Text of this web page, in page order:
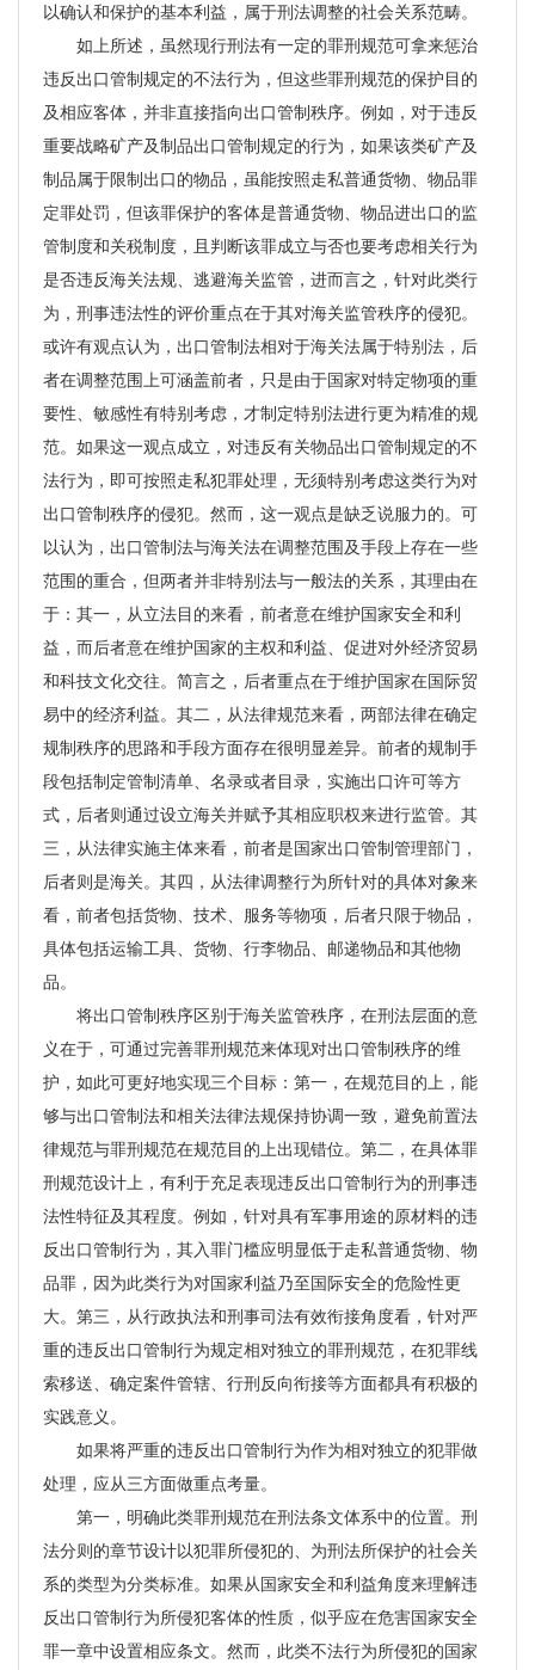
以确认和保护的基本利益，属于刑法调整的社会关系范畴。
如上所述，虽然现行刑法有一定的罪刑规范可拿来惩治
违反出口管制规定的不法行为，但这些罪刑规范的保护目的
及相应客体，并非直接指向出口管制秩序。例如，对于违反
重要战略矿产及制品出口管制规定的行为，如果该类矿产及
制品属于限制出口的物品，虽能按照走私普通货物、物品罪
定罪处罚，但该罪保护的客体是普通货物、物品进出口的监
管制度和关税制度，且判断该罪成立与否也要考虑相关行为
是否违反海关法规、逃避海关监管，进而言之，针对此类行
为，刑事违法性的评价重点在于其对海关监管秩序的侵犯。
或许有观点认为，出口管制法相对于海关法属于特别法，后
者在调整范围上可涵盖前者，只是由于国家对特定物项的重
要性、敏感性有特别考虑，才制定特别法进行更为精准的规
范。如果这一观点成立，对违反有关物品出口管制规定的不
法行为，即可按照走私犯罪处理，无须特别考虑这类行为对
出口管制秩序的侵犯。然而，这一观点是缺乏说服力的。可
以认为，出口管制法与海关法在调整范围及手段上存在一些
范围的重合，但两者并非特别法与一般法的关系，其理由在
于：其一，从立法目的来看，前者意在维护国家安全和利
益，而后者意在维护国家的主权和利益、促进对外经济贸易
和科技文化交往。简言之，后者重点在于维护国家在国际贸
易中的经济利益。其二，从法律规范来看，两部法律在确定
规制秩序的思路和手段方面存在很明显差异。前者的规制手
段包括制定管制清单、名录或者目录，实施出口许可等方
式，后者则通过设立海关并赋予其相应职权来进行监管。其
三，从法律实施主体来看，前者是国家出口管制管理部门，
后者则是海关。其四，从法律调整行为所针对的具体对象来
看，前者包括货物、技术、服务等物项，后者只限于物品，
具体包括运输工具、货物、行李物品、邮递物品和其他物
品。
将出口管制秩序区别于海关监管秩序，在刑法层面的意
义在于，可通过完善罪刑规范来体现对出口管制秩序的维
护，如此可更好地实现三个目标：第一，在规范目的上，能
够与出口管制法和相关法律法规保持协调一致，避免前置法
律规范与罪刑规范在规范目的上出现错位。第二，在具体罪
刑规范设计上，有利于充足表现违反出口管制行为的刑事违
法性特征及其程度。例如，针对具有军事用途的原材料的违
反出口管制行为，其入罪门槛应明显低于走私普通货物、物
品罪，因为此类行为对国家利益乃至国际安全的危险性更
大。第三，从行政执法和刑事司法有效衔接角度看，针对严
重的违反出口管制行为规定相对独立的罪刑规范，在犯罪线
索移送、确定案件管辖、行刑反向衔接等方面都具有积极的
实践意义。
如果将严重的违反出口管制行为作为相对独立的犯罪做
处理，应从三方面做重点考量。
第一，明确此类罪刑规范在刑法条文体系中的位置。刑
法分则的章节设计以犯罪所侵犯的、为刑法所保护的社会关
系的类型为分类标准。如果从国家安全和利益角度来理解违
反出口管制行为所侵犯客体的性质，似乎应在危害国家安全
罪一章中设置相应条文。然而，此类不法行为所侵犯的国家